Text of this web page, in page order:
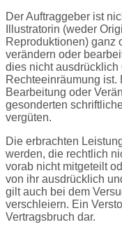
Der Auftraggeber ist
Illustratorin (weder
Reproduktionen) ganz
verändern oder
dies nicht ausdrücklich
Rechteeinräumung
Bearbeitung oder
gesonderten
vergüten.
Die erbrachten
werden, die rechtlich
vorab nicht mitgeteilt
von ihr ausdrücklich
gilt auch bei dem
verschleiern. Ein
Vertragsbruch dar.